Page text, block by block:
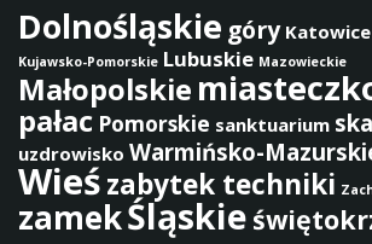
Dolnośląskie góry Katowice
Kujawsko-Pomorskie Lubuskie Mazowieckie
Małopolskie
pałac Pomorskie sanktuarium
uzdrowisko Warmińsko-
Wieśzabytek techniki
zamekŚląskie